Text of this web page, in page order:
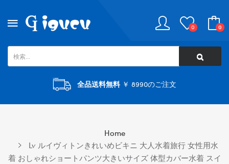
0 0
全品送料無料￥ 8990のご注文
Home
Lv ルイヴィトンきれいめビキニ 大人水着旅行 女性用水
着 おしゃれショートパンツ大きいサイズ 体型カバー水着 スイ